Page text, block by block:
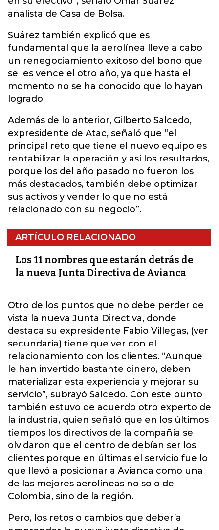
analista de Casa de Bolsa.
Suárez también explicó que es
fundamental que la aerolínea lleve a cabo
un renegociamiento exitoso del bono que
se les vence el otro año, ya que hasta el
momento no se ha conocido que lo hayan
logrado.
Además de lo anterior, Gilberto Salcedo,
expresidente de Atac, señaló que “el
principal reto que tiene el nuevo equipo es
rentabilizar la operación y así los resultados,
porque los del año pasado no fueron los
más destacados, también debe optimizar
sus activos y vender lo que no está
relacionado con su negocio”.
ARTÍCULO RELACIONADO
Los 11 nombres que estarán detrás de
la nueva Junta Directiva de Avianca
Otro de los puntos que no debe perder de
vista la nueva Junta Directiva, donde
destaca su expresidente Fabio Villegas, (ver
secundaria) tiene que ver con el
relacionamiento con los clientes. “Aunque
le han invertido bastante dinero, deben
materializar esta experiencia y mejorar su
servicio”, subrayó Salcedo. Con este punto
también estuvo de acuerdo otro experto de
la industria, quien señaló que en los últimos
tiempos los directivos de la compañía se
olvidaron que el centro de debían ser los
clientes porque en últimas el servicio fue lo
que llevó a posicionar a Avianca como una
de las mejores aerolíneas no solo de
Colombia, sino de la región.
Pero, los retos o cambios que debería